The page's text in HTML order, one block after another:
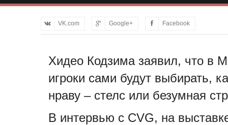
VK.com Google+ Facebook
Хидео Кодзима заявил, что в
игроки сами будут выбирать,
нраву – стелс или безумная
В интервью с CVG, на